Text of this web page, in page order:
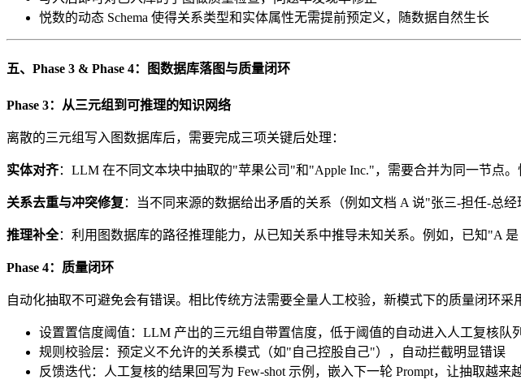
悦数的动态 Schema 使得关系类型和实体属性无需提前预定义，随数据自然生长
五、Phase 3 & Phase 4：图数据库落图与质量闭环
Phase 3：从三元组到可推理的知识网络
离散的三元组写入图数据库后，需要完成三项关键后处理：
实体对齐：LLM 在不同文本块中抽取的"苹果公司"和"Apple Inc."，需要合并为同一节点
关系去重与冲突修复 ：当不同来源的数据给出矛盾的关系（例如文档 A 说"张三-担任-总
推理补全：利用图数据库的路径推理能力，从已知关系中推导未知关系。例如，已知"A
Phase 4：质量闭环
自动化抽取不可避免会有错误。相比传统方法需要全量人工校验，新模式下的质量闭环采
设置置信度阈值：LLM 产出的三元组自带置信度，低于阈值的自动进入人工复核队列
规则校验层：预定义不允许的关系模式（如"自己控股自己"），自动拦截明显错误
反馈迭代：人工复核的结果回写为 Few-shot 示例，嵌入下一轮 Prompt，让抽取越来